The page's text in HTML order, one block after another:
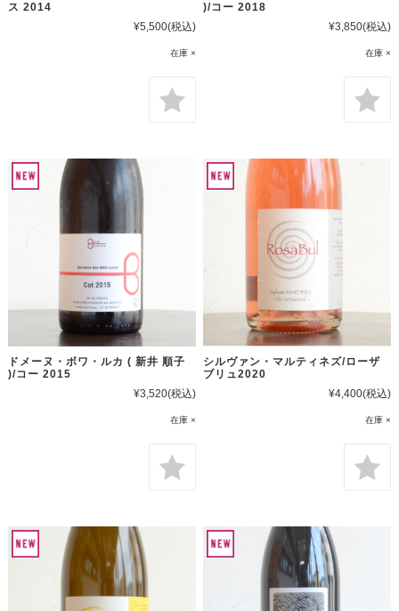
ス 2014
¥5,500(税込)
在庫 ×
)/コー 2018
¥3,850(税込)
在庫 ×
ドメーヌ・ボワ・ルカ ( 新井 順子
)/コー 2015
¥3,520(税込)
在庫 ×
シルヴァン・マルティネズ/ローザ
ブリュ2020
¥4,400(税込)
在庫 ×